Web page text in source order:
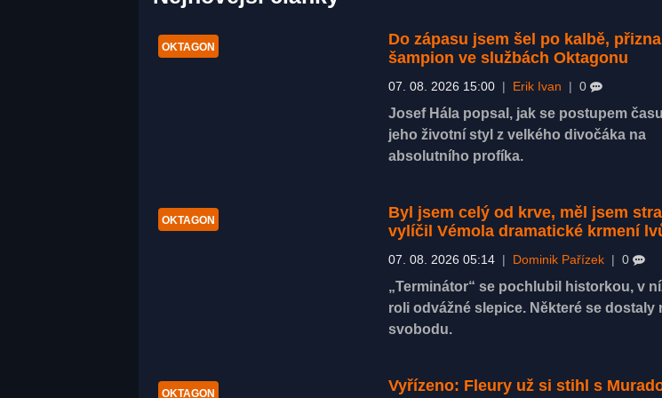
OKTAGON
Do zápasu jsem šel po kalbě,
šampion ve službách Oktagonu
07. 08. 2026 15:00 Erik Ivan 0
Josef Hála popsal, jak se postupem
jeho životní styl z velkého divočáka na
absolutního profíka.
OKTAGON
Byl jsem celý od krve, měl jsem
vylíčil Vémola dramatické krmení
07. 08. 2026 05:14 Dominik Pařízek 0
„Terminátor“ se pochlubil historkou, v
roli odvážné slepice. Některé se dostaly
svobodu.
OKTAGON
Vyřízeno: Fleury už si stihl s